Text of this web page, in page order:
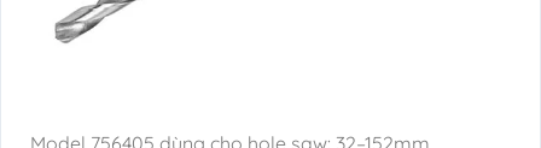
Model 756405 dùng cho hole saw: 32–152mm